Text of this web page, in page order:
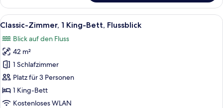
Zimmer,
1 King-
Bett,
zur
Club
Lounge,
Flussblick
Alle
Fotos
für
Classic-
Zimmer,
1 King-
Bett,
Flussblick
Ein modernes Hotelzimmer mit
9
Classic-Zimmer, 1 King-Bett, Flussblick
Blick auf den Fluss
42 m²
1 Schlafzimmer
Platz für 3 Personen
1 King-Bett
Kostenloses WLAN